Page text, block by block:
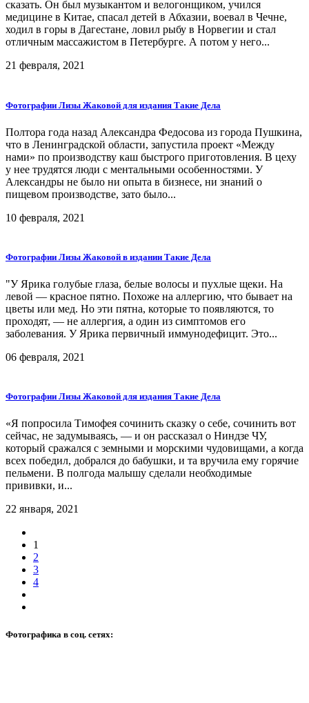
сказать. Он был музыкантом и велогонщиком, учился
медицине в Китае, спасал детей в Абхазии, воевал в Чечне,
ходил в горы в Дагестане, ловил рыбу в Норвегии и стал
отличным массажистом в Петербурге. А потом у него...
21 февраля, 2021
Фотографии Лизы Жаковой для издания Такие Дела
Полтора года назад Александра Федосова из города Пушкина,
что в Ленинградской области, запустила проект «Между
нами» по производству каш быстрого приготовления. В цеху
у нее трудятся люди с ментальными особенностями. У
Александры не было ни опыта в бизнесе, ни знаний о
пищевом производстве, зато было...
10 февраля, 2021
Фотографии Лизы Жаковой в издании Такие Дела
"У Ярика голубые глаза, белые волосы и пухлые щеки. На
левой — красное пятно. Похоже на аллергию, что бывает на
цветы или мед. Но эти пятна, которые то появляются, то
проходят, — не аллергия, а один из симптомов его
заболевания. У Ярика первичный иммунодефицит. Это...
06 февраля, 2021
Фотографии Лизы Жаковой для издания Такие Дела
«Я попросила Тимофея сочинить сказку о себе, сочинить вот
сейчас, не задумываясь, — и он рассказал о Ниндзе ЧУ,
который сражался с земными и морскими чудовищами, а когда
всех победил, добрался до бабушки, и та вручила ему горячие
пельмени. В полгода малышу сделали необходимые
прививки, и...
22 января, 2021
1
2
3
4
Фотографика в соц. сетях: